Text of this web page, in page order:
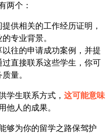
两个：
提供相关的工作经历证明，
专业背景。
以往的申请成功案例，并提
直接联系这些学生，你可
量。
学生联系方式， 这可能意味
他人的成果。
够为你的留学之路保驾护